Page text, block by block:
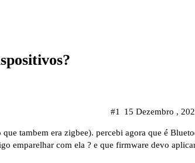
15 Dezembro ,
#1
tambem era zigbee). percebi agora que é
emparelhar com ela ? e que firmware devo